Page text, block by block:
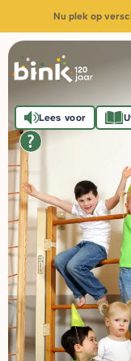
Nu plek op
Lees voor